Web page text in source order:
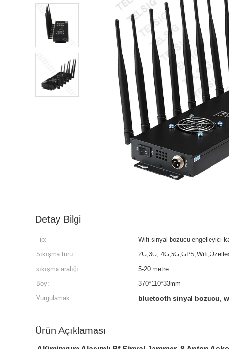
Detay Bilgi
Tip: Wifi sinyal bozucu engelleyici
Sıkışma türü:
2G,3G,
sıkışma aralığı:
5-20 metre
Boy:
370*110*33mm
Vurgulamak:
bluetooth sinyal bozucu,
Ürün Açıklaması